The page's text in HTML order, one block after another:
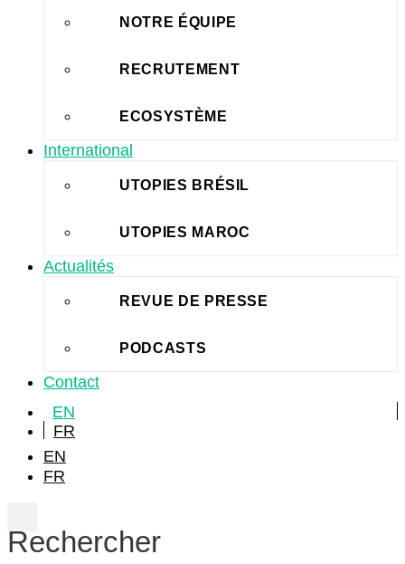
NOTRE ÉQUIPE
RECRUTEMENT
ECOSYSTÈME
International
UTOPIES BRÉSIL
UTOPIES MAROC
Actualités
REVUE DE PRESSE
PODCASTS
Contact
EN
FR
EN
FR
Rechercher